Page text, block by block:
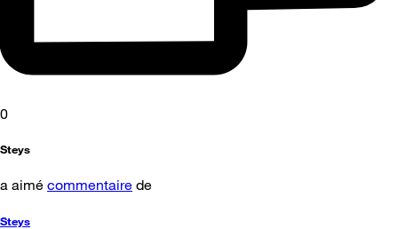
0
Steys
a aimé commentaire de
Steys